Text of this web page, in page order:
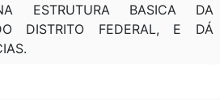
ESTRUTURA BASICA DA
DISTRITO FEDERAL, E DÁ